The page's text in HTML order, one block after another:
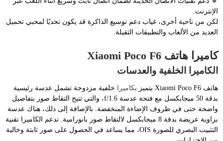
الإنترنت.
لكن من ناحية أخرى، غياب دعم توسيع الذاكرة قد يكون تحديًا لمحبي تحميل
العديد من الألعاب والتطبيقات الثقيلة.
كاميرا هاتف Xiaomi Poco F6
الكاميرا الخلفية والعدسات
هاتف Xiaomi Poco F6 يتميز بكاميرا
خلفية مزدوجة تشمل عدسة رئيسية
بدقة 50 ميجابكسل مع فتحة عدسة f/1.6، والتي تتيح التقاط صور بتفاصيل
واضحة حتى في ظروف الإضاءة المنخفضة. بالإضافة إلى ذلك، هناك عدسة
بزاوية عريضة بدقة 8 ميجابكسل لالتقاط صور بانورامية. تدعم الكاميرا تقنية
التثبيت البصري للصورة OIS، مما يساعد في الحصول على صور ثابتة وخالية